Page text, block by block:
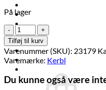
Brands
Økologi
Tilbud
Log ind
På lager
Tyggerulle
125
mm
(100
stk)
antal
Tilføj til kurv
Varenummer (SKU): 23179
Varemærke: Kerbl
Du kunne også være